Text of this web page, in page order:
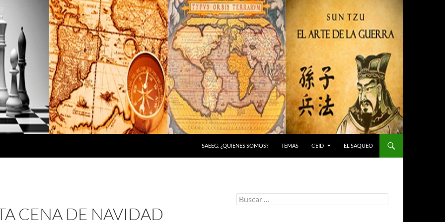
SAEEG: ¿QUIENES SOMOS? TEMAS CEID EL SAQUEO
CENA DE NAVIDAD
Buscar: